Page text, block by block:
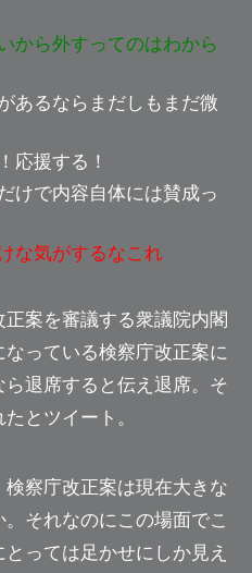
から外すってのはわから
あるならまだしもまだ微
応援する！
けで内容自体には賛成っ
な気がするなこれ
案を審議する衆議院内閣
っている検察庁改正案に
ら退席する と伝え退席。そ
とツイート。
察庁改正案は現在大きな
それなのにこの場面でこ
っては足かせにしか見え